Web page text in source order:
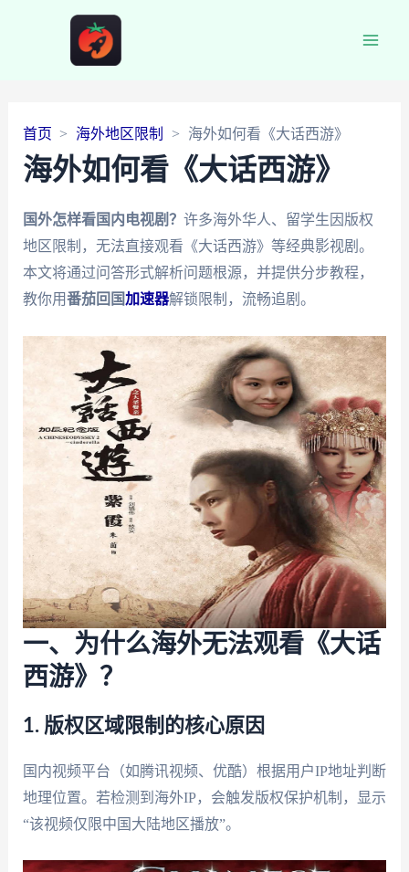
首页 海外地区限制 海外如何看《大话西游》
海外如何看《大话西游》
国外怎样看国内电视剧？ 许多海外华人、留学生因版权
地区限制，无法直接观看《大话西游》等经典影视剧。
本文将通过问答形式解析问题根源，并提供分步教程，
教你用番茄回国加速器解锁限制，流畅追剧。
一、为什么海外无法观看《大话
西游》？
1. 版权区域限制的核心原因
国内视频平台（如腾讯视频、优酷）根据用户IP地址判断
地理位置。若检测到海外IP，会触发版权保护机制，显示
“该视频仅限中国大陆地区播放”。